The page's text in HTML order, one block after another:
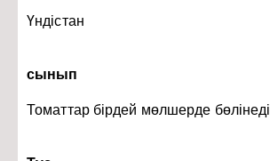
Үндістан
сынып
Томаттар бірдей мөлшерде бөлінеді